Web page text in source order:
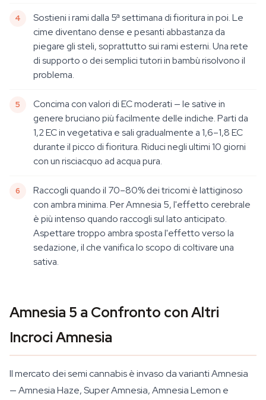
Sostieni i rami dalla 5ª settimana di fioritura in poi. Le
cime diventano dense e pesanti abbastanza da
piegare gli steli, soprattutto sui rami esterni. Una rete
di supporto o dei semplici tutori in bambù risolvono il
problema.
Concima con valori di EC moderati — le sative in
genere bruciano più facilmente delle indiche. Parti da
1,2 EC in vegetativa e sali gradualmente a 1,6–1,8 EC
durante il picco di fioritura. Riduci negli ultimi 10 giorni
con un risciacquo ad acqua pura.
Raccogli quando il 70–80% dei tricomi è lattiginoso
con ambra minima. Per Amnesia 5, l'effetto cerebrale
è più intenso quando raccogli sul lato anticipato.
Aspettare troppo ambra sposta l'effetto verso la
sedazione, il che vanifica lo scopo di coltivare una
sativa.
Amnesia 5 a Confronto con Altri
Incroci Amnesia
Il mercato dei semi cannabis è invaso da varianti Amnesia
— Amnesia Haze, Super Amnesia, Amnesia Lemon e